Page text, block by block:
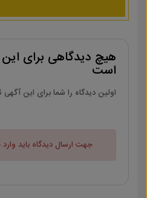
هیچ دیدگاهی برای
است
اولین دیدگاه را شما برای این آگهی
جهت ارسال دیدگاه باید